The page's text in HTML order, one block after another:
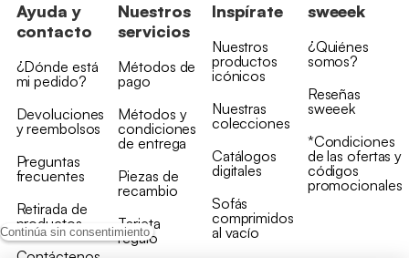
Continúa sin consentimiento
Ayuda y
contacto
¿Dónde está
mi pedido?
Devoluciones
y reembolsos
Preguntas
frecuentes
Retirada de
productos
Contáctenos
Nuestros
servicios
Métodos de
pago
Métodos y
condiciones
de entrega
Piezas de
recambio
Tarjeta
regalo
Inspírate
Nuestros
productos
icónicos
Nuestras
colecciones
Catálogos
digitales
Sofás
comprimidos
al vacío
sweeek
¿Quiénes
somos?
Reseñas
sweeek
*Condiciones
de las ofertas y
códigos
promocionales